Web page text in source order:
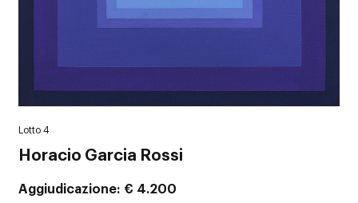
Lotto 4
Horacio Garcia Rossi
Aggiudicazione € 4.200